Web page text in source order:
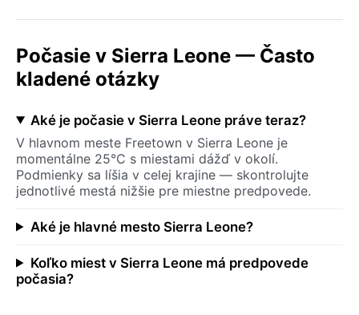
Počasie v Sierra Leone — Často
kladené otázky
Aké je počasie v Sierra Leone práve teraz?
V hlavnom meste Freetown v Sierra Leone je
momentálne 25°C s miestami dážď v okolí.
Podmienky sa líšia v celej krajine — skontrolujte
jednotlivé mestá nižšie pre miestne predpovede.
Aké je hlavné mesto Sierra Leone?
Koľko miest v Sierra Leone má predpovede
počasia?